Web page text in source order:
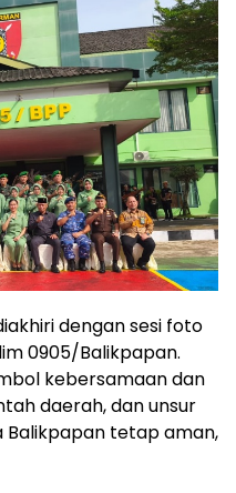
dengan sesi foto
0905/Balikpapan.
kebersamaan dan
daerah, dan unsur
Balikpapan tetap aman,